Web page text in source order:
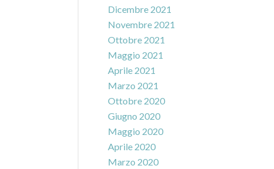
Dicembre 2021
Novembre 2021
Ottobre 2021
Maggio 2021
Aprile 2021
Marzo 2021
Ottobre 2020
Giugno 2020
Maggio 2020
Aprile 2020
Marzo 2020